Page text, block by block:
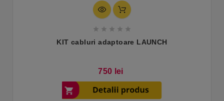
    
KIT cabluri adaptoare LAUNCH
750 lei